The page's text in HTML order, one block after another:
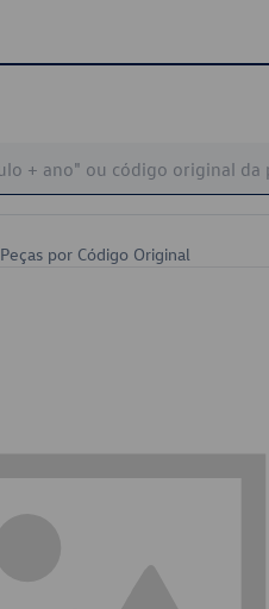
Peças por Código Original